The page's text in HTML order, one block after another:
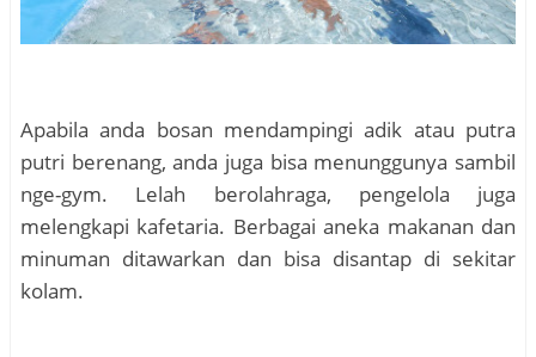
Apabila anda bosan mendampingi adik atau putra
putri berenang, anda juga bisa menunggunya sambil
nge-gym. Lelah berolahraga, pengelola juga
melengkapi kafetaria. Berbagai aneka makanan dan
minuman ditawarkan dan bisa disantap di sekitar
kolam.